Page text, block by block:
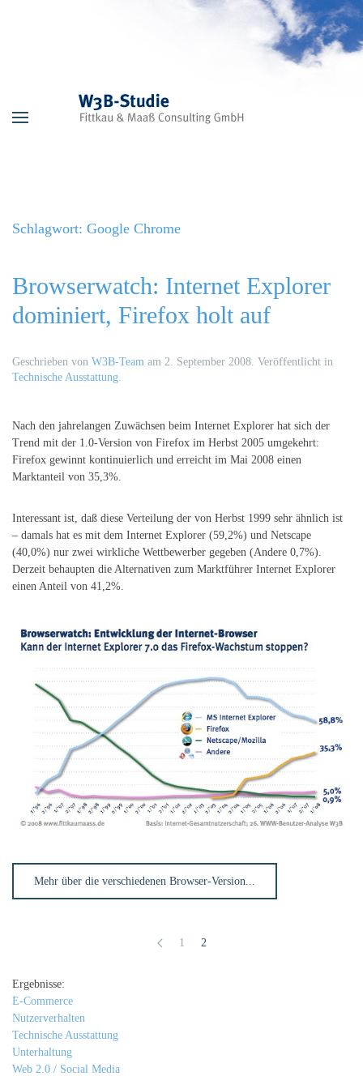
Schlagwort: Google Chrome
Browserwatch: Internet Explorer
dominiert, Firefox holt auf
Geschrieben von W3B-Team am 2. September 2008. Veröffentlicht in
Technische Ausstattung.
Nach den jahrelangen Zuwächsen beim Internet Explorer hat sich der
Trend mit der 1.0-Version von Firefox im Herbst 2005 umgekehrt:
Firefox gewinnt kontinuierlich und erreicht im Mai 2008 einen
Marktanteil von 35,3%.
Interessant ist, daß diese Verteilung der von Herbst 1999 sehr ähnlich ist
– damals hat es mit dem Internet Explorer (59,2%) und Netscape
(40,0%) nur zwei wirkliche Wettbewerber gegeben (Andere 0,7%).
Derzeit behaupten die Alternativen zum Marktführer Internet Explorer
einen Anteil von 41,2%.
Mehr über die verschiedenen Browser-Version...
1 2
Ergebnisse:
E-Commerce
Nutzerverhalten
Technische Ausstattung
Unterhaltung
Web 2.0 / Social Media